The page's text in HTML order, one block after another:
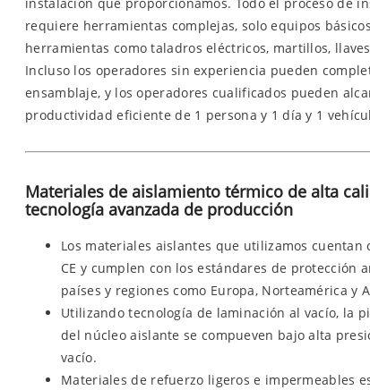
instalación que proporcionamos. Todo el proceso de
requiere herramientas complejas, solo equipos
herramientas como taladros eléctricos, martillos,
Incluso los operadores sin experiencia pueden
ensamblaje, y los operadores cualificados pueden
productividad eficiente de 1 persona y 1 día y 1
Materiales de aislamiento térmico de alta
tecnología avanzada de producción
Los materiales aislantes que utilizamos cuentan
CE y cumplen con los estándares de protección
países y regiones como Europa, Norteamérica y
Utilizando tecnología de laminación al vacío, la
del núcleo aislante se compueven bajo alta
vacío.
Materiales de refuerzo ligeros e impermeables